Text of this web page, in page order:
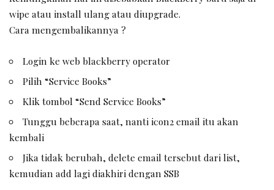
wipe atau install ulang atau diupgrade.
Cara mengembalikannya ?
Login ke web blackberry operator
Pilih “Service Books”
Klik tombol “Send Service Books”
Tunggu beberapa saat, nanti icon2 email itu akan
kembali
Jika tidak berubah, delete email tersebut dari list,
kemudian add lagi diakhiri dengan SSB